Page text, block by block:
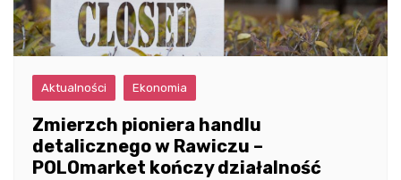
Aktualności Ekonomia
Zmierzch pioniera handlu
detalicznego w Rawiczu –
POLOmarket kończy działalność